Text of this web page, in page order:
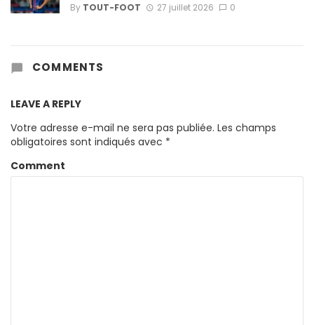
By TOUT-FOOT 27 juillet 2026 0
COMMENTS
LEAVE A REPLY
Votre adresse e-mail ne sera pas publiée. Les champs
obligatoires sont indiqués avec *
Comment